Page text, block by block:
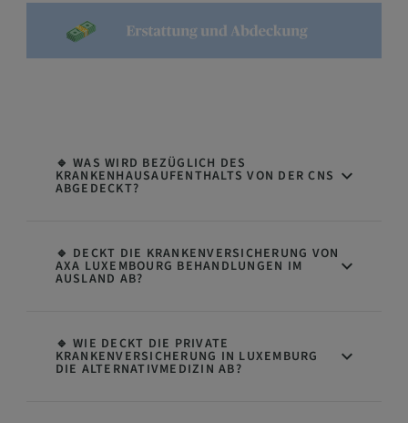
🔹 WAS WIRD BEZÜGLICH DES
KRANKENHAUSAUFENTHALTS VON DER CNS
ABGEDECKT?
🔹 DECKT DIE KRANKENVERSICHERUNG VON
AXA LUXEMBOURG BEHANDLUNGEN IM
AUSLAND AB?
🔹 WIE DECKT DIE PRIVATE
KRANKENVERSICHERUNG IN LUXEMBURG
DIE ALTERNATIVMEDIZIN AB?